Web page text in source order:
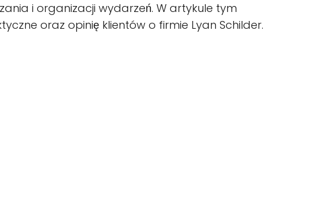
i organizacji wydarzeń. W artykule tym
oraz opinię klientów o firmie Lyan Schilder.